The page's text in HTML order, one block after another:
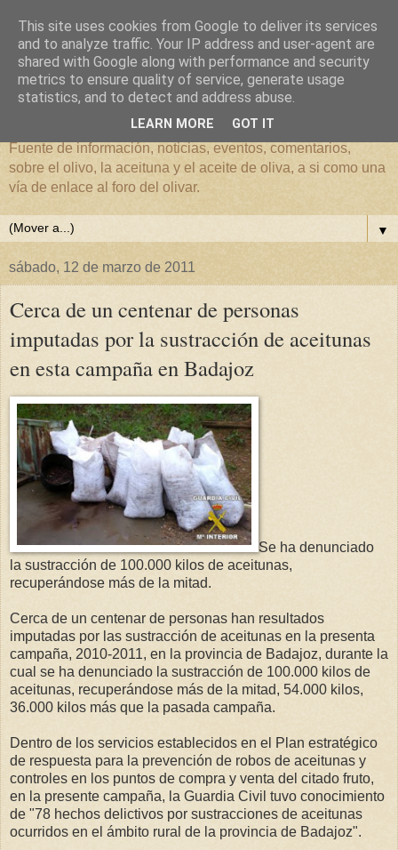
El mundo del Olivar
Fuente de información, noticias, eventos, comentarios,
sobre el olivo, la aceituna y el aceite de oliva, a si como una
vía de enlace al foro del olivar.
▼
sábado, 12 de marzo de 2011
Cerca de un centenar de personas
imputadas por la sustracción de aceitunas
en esta campaña en Badajoz
Se ha denunciado
la sustracción de 100.000 kilos de aceitunas,
recuperándose más de la mitad.
Cerca de un centenar de personas han resultados
imputadas por las sustracción de aceitunas en la presenta
campaña, 2010-2011, en la provincia de Badajoz, durante la
cual se ha denunciado la sustracción de 100.000 kilos de
aceitunas, recuperándose más de la mitad, 54.000 kilos,
36.000 kilos más que la pasada campaña.
Dentro de los servicios establecidos en el Plan estratégico
de respuesta para la prevención de robos de aceitunas y
controles en los puntos de compra y venta del citado fruto,
en la presente campaña, la Guardia Civil tuvo conocimiento
de "78 hechos delictivos por sustracciones de aceitunas
ocurridos en el ámbito rural de la provincia de Badajoz".
This site uses cookies from Google to deliver its services
and to analyze traffic. Your IP address and user-agent are
shared with Google along with performance and security
metrics to ensure quality of service, generate usage
statistics, and to detect and address abuse.
LEARN MORE GOT IT